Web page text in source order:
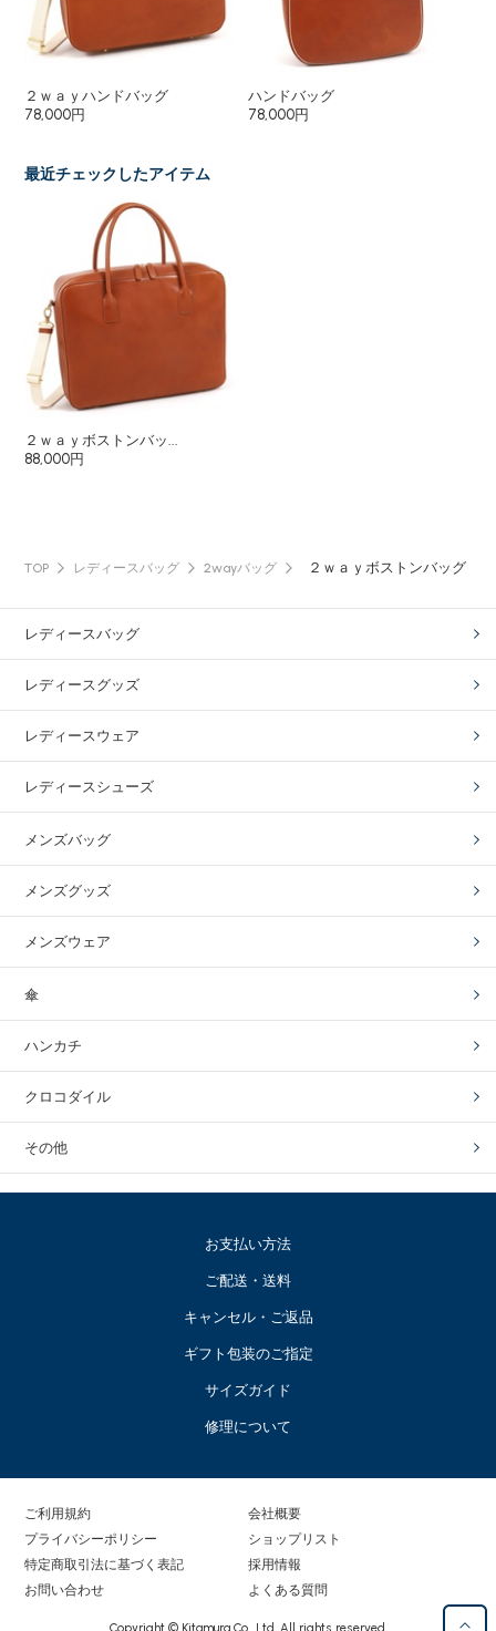
２ｗａｙハンドバッグ
78,000円
ハンドバッグ
78,000円
最近チェックしたアイテム
２ｗａｙボストンバッ...
88,000円
TOP レディースバッグ 2wayバッグ ２ｗａｙボストンバッグ
レディースバッグ
レディースグッズ
レディースウェア
レディースシューズ
メンズバッグ
メンズグッズ
メンズウェア
傘
ハンカチ
クロコダイル
その他
お支払い方法
ご配送・送料
キャンセル・ご返品
ギフト包装のご指定
サイズガイド
修理について
ご利用規約
プライバシーポリシー
特定商取引法に基づく表記
お問い合わせ
会社概要
ショップリスト
採用情報
よくある質問